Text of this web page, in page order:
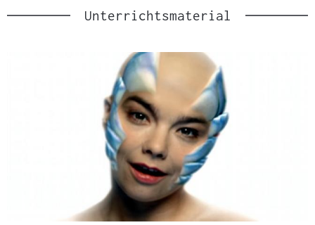
Unterrichtsmaterial